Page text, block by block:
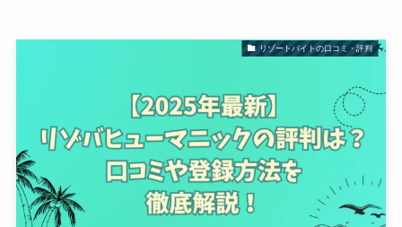
リゾートバイトの口コミ・評判